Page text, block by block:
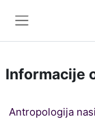
Informacije
Antropologija